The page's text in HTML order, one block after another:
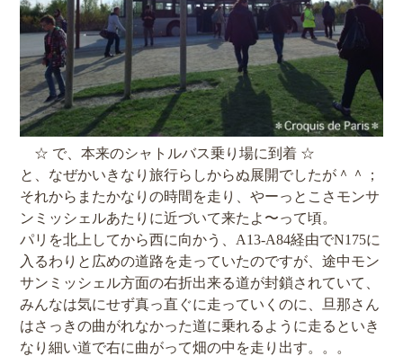
☆ で、本来のシャトルバス乗り場に到着 ☆
と、なぜかいきなり旅行らしからぬ展開でしたが＾＾；
それからまたかなりの時間を走り、やーっとこさモンサ
ンミッシェルあたりに近づいて来たよ〜って頃。
パリを北上してから西に向かう、A13-A84経由でN175に
入るわりと広めの道路を走っていたのですが、途中モン
サンミッシェル方面の右折出来る道が封鎖されていて、
みんなは気にせず真っ直ぐに走っていくのに、旦那さん
はさっきの曲がれなかった道に乗れるように走るといき
なり細い道で右に曲がって畑の中を走り出す。。。